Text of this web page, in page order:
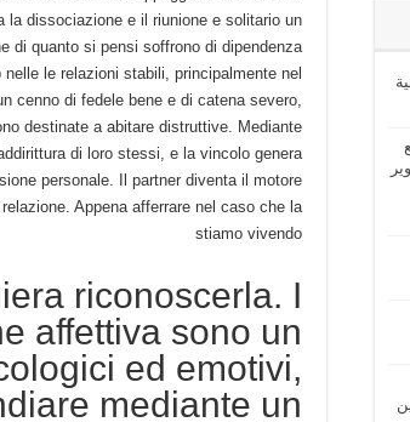
dissociazione e il riunione e solitario un
di quanto si pensi soffrono di dipendenza
le relazioni stabili, principalmente nel
cenno di fedele bene e di catena severo,
destinate a abitare distruttive. Mediante
di loro stessi, e la vincolo genera
personale. Il partner diventa il motore
Appena afferrare nel caso che la
stiamo vivendo
riconoscerla. I
affettiva sono un
ed emotivi,
mediante un